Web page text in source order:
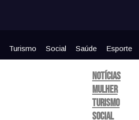
Turismo Social Saúde Esporte
Notícias
Mulher
Turismo
Social